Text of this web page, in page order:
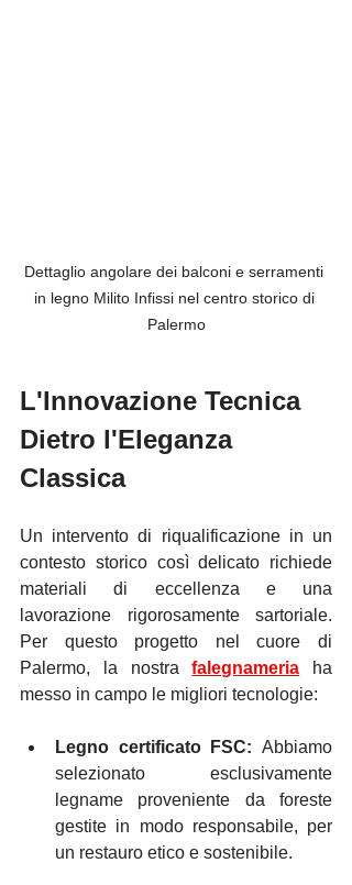
Dettaglio angolare dei balconi e serramenti
in legno Milito Infissi nel centro storico di
Palermo
L'Innovazione Tecnica
Dietro l'Eleganza
Classica
Un intervento di riqualificazione in un
contesto storico così delicato richiede
materiali di eccellenza e una
lavorazione rigorosamente sartoriale.
Per questo progetto nel cuore di
Palermo, la nostra falegnameria ha
messo in campo le migliori tecnologie:
Legno certificato FSC: Abbiamo
selezionato esclusivamente
legname proveniente da foreste
gestite in modo responsabile, per
un restauro etico e sostenibile.